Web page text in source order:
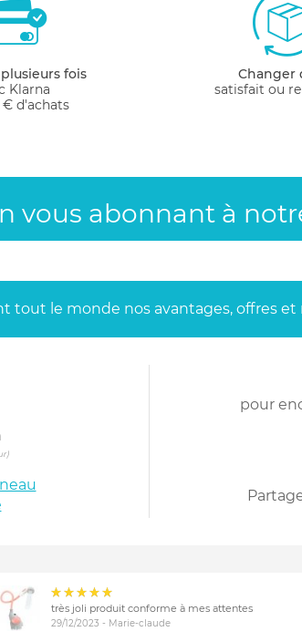
fois
Klarna
€ d'achats
Changer
satisfait ou
vous abonnantà
tout le monde nos avantages, offres
pour
très joli produit conforme à mes attentes
29/12/2023 - Marie-claude